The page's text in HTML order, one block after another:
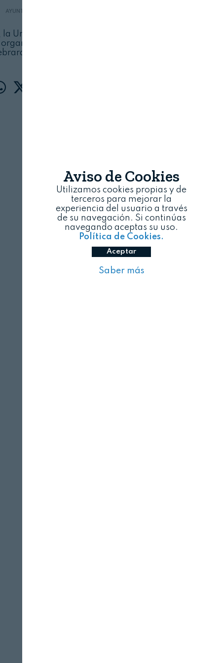
AYUNTAMIENTO DE SALAMANCA
Universidad y Startup Olé Accelerator
de Startup Olé 2024, que se
del 8 al 10 de octubre
Aviso de Cookies
Utilizamos cookies propias y de
terceros para mejorar la
experiencia del usuario a través
de su navegación. Si continúas
navegando aceptas su uso.
Política de Cookies.
Aceptar
Saber más